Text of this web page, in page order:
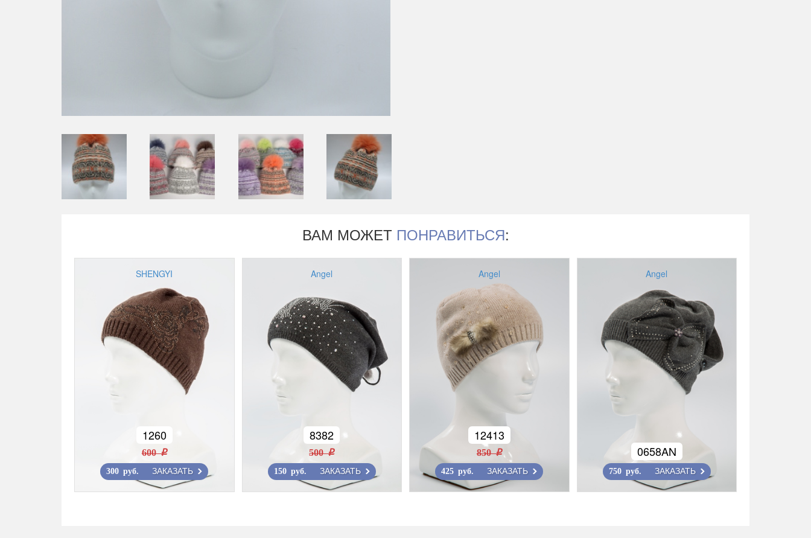
ВАМ МОЖЕТ ПОНРАВИТЬСЯ:
SHENGYI
1260
600 r
300 руб. ЗАКАЗАТЬ
Angel
8382
500 r
150 руб. ЗАКАЗАТЬ
Angel
12413
850 r
425 руб. ЗАКАЗАТЬ
Angel
0658AN
750 руб. ЗАКАЗАТЬ